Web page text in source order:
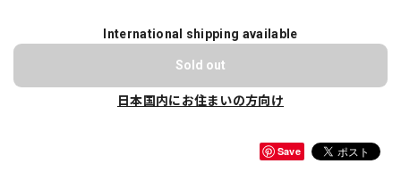
International shipping available
Sold out
日本国内にお住まいの方向け
Save